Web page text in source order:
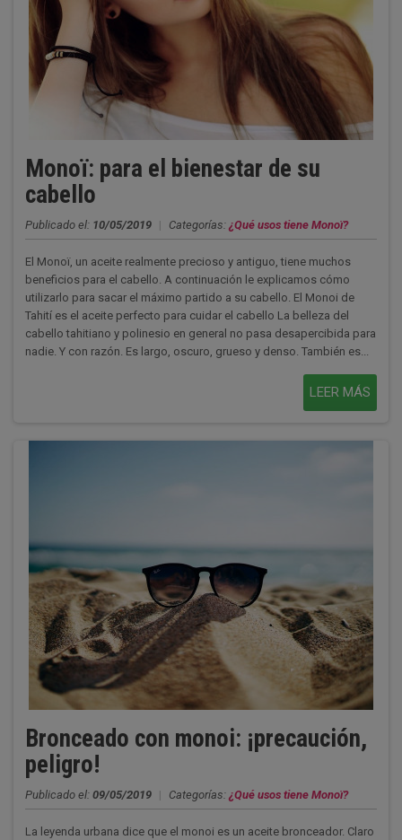
Monoï: para el bienestar de su
cabello
Publicado el: 10/05/2019 | Categorías: ¿Qué usos tiene Monoï?
El Monoï, un aceite realmente precioso y antiguo, tiene muchos
beneficios para el cabello. A continuación le explicamos cómo
utilizarlo para sacar el máximo partido a su cabello. El Monoi de
Tahití es el aceite perfecto para cuidar el cabello La belleza del
cabello tahitiano y polinesio en general no pasa desapercibida para
nadie. Y con razón. Es largo, oscuro, grueso y denso. También es...
LEER MÁS
Bronceado con monoi: ¡precaución,
peligro!
Publicado el: 09/05/2019 | Categorías: ¿Qué usos tiene Monoï?
La leyenda urbana dice que el monoi es un aceite bronceador. Claro